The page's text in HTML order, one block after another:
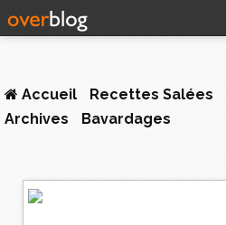
Accueil Recettes Salées
Archives
Bavardages
2